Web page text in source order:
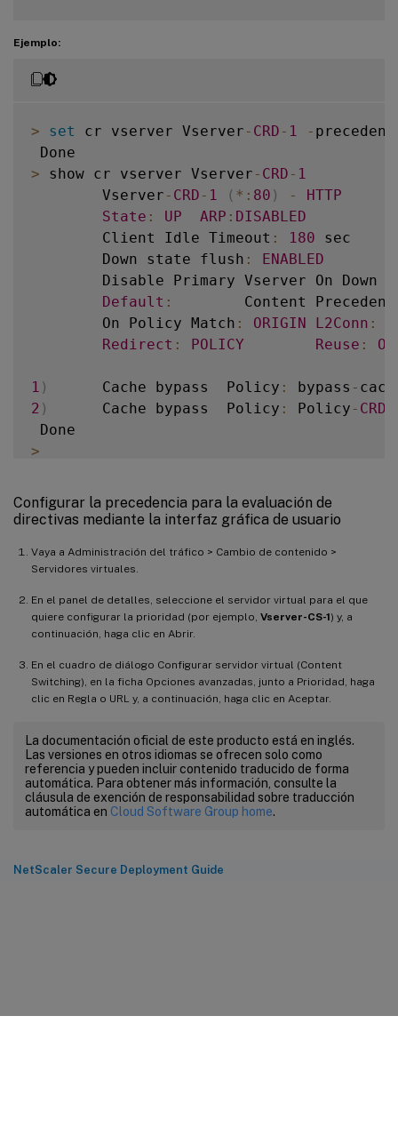
Ejemplo:
> set cr vserver Vserver - CRD - 1 -
> show cr vserver Vserver - CRD - 1
        Vserver
- CRD - 1 ( * : 80 ) - HTTP
State : UP ARP : DISABLED
        Client Idle Timeout
: 180 sec
        Down state flush
:
ENABLED
        Disable Primary Vserver On Down
Default :
Content
        On Policy Match
: ORIGIN L2Conn :
Redirect : POLICY Reuse : ON
1 )
      Cache bypass  Policy
: bypass -
2 )
      Cache bypass  Policy
: Policy - CRD
>
Configurar la precedencia para la evaluación de
directivas mediante la interfaz gráfica de usuario
Vaya a Administración del tráfico > Cambio de contenido >
Servidores virtuales.
En el panel de detalles, seleccione el servidor virtual para el que
quiere configurar la prioridad (por ejemplo, Vserver-CS-1) y, a
continuación, haga clic en Abrir.
En el cuadro de diálogo Configurar servidor virtual (Content
Switching), en la ficha Opciones avanzadas, junto a Prioridad, haga
clic en Regla o URL y, a continuación, haga clic en Aceptar.
La documentación oficial de este producto está en inglés.
Las versiones en otros idiomas se ofrecen solo como
referencia y pueden incluir contenido traducido de forma
automática. Para obtener más información, consulte la
cláusula de exención de responsabilidad sobre traducción
automática en Cloud Software Group home.
NetScaler Secure Deployment Guide